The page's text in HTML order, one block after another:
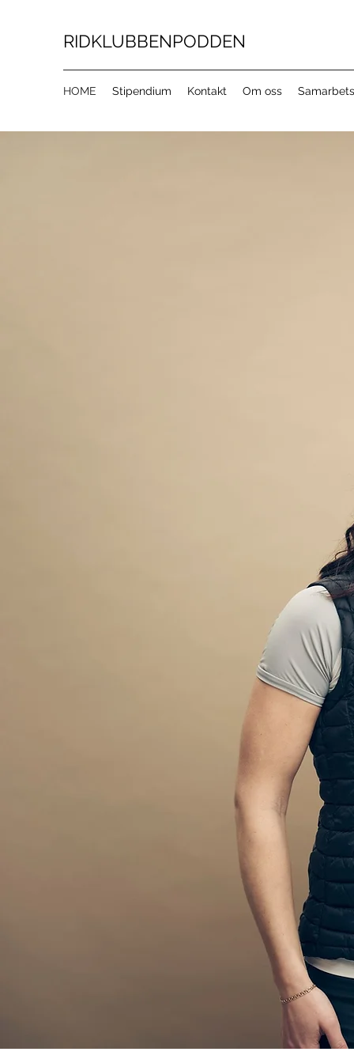
RIDKLUBBENPODDEN
HOME Stipendium Kontakt Om oss